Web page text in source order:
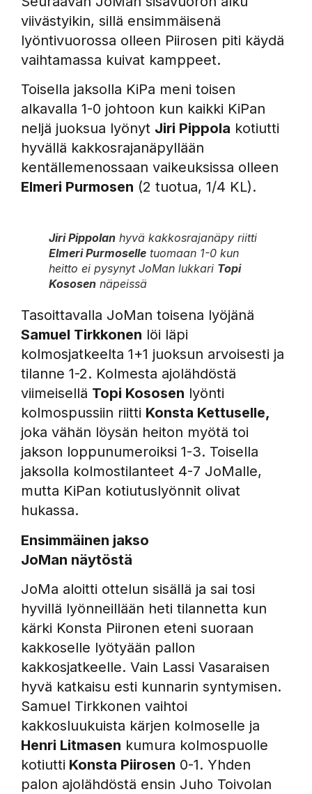
viivästyikin, sillä ensimmäisenä
lyöntivuorossa olleen Piirosen piti käydä
vaihtamassa kuivat kamppeet.
Toisella jaksolla KiPa meni toisen
alkavalla 1-0 johtoon kun kaikki KiPan
neljä juoksua lyönyt Jiri Pippola kotiutti
hyvällä kakkosrajanäpyllään
kentällemenossaan vaikeuksissa olleen
Elmeri Purmosen (2 tuotua, 1/4 KL).
Jiri Pippolan hyvä kakkosrajanäpy riitti
Elmeri Purmoselle tuomaan 1-0 kun
heitto ei pysynyt JoMan lukkari Topi
Kososen näpeissä
Tasoittavalla JoMan toisena lyöjänä
Samuel Tirkkonen löi läpi
kolmosjatkeelta 1+1 juoksun arvoisesti ja
tilanne 1-2. Kolmesta ajolähdöstä
viimeisellä Topi Kososen lyönti
kolmospussiin riitti Konsta Kettuselle,
joka vähän löysän heiton myötä toi
jakson loppunumeroiksi 1-3. Toisella
jaksolla kolmostilanteet 4-7 JoMalle,
mutta KiPan kotiutuslyönnit olivat
hukassa.
Ensimmäinen jakso
JoMan näytöstä
JoMa aloitti ottelun sisällä ja sai tosi
hyvillä lyönneillään heti tilannetta kun
kärki Konsta Piironen eteni suoraan
kakkoselle lyötyään pallon
kakkosjatkeelle. Vain Lassi Vasaraisen
hyvä katkaisu esti kunnarin syntymisen.
Samuel Tirkkonen vaihtoi
kakkosluukuista kärjen kolmoselle ja
Henri Litmasen kumura kolmospuolle
kotiutti Konsta Piirosen 0-1. Yhden
palon ajolähdöstä ensin Juho Toivolan